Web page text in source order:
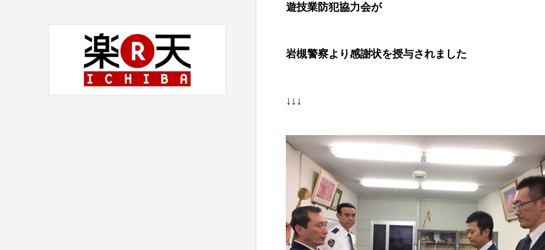
遊技業防犯協力会が
岩槻警察より感謝状を授与されました
↓↓↓